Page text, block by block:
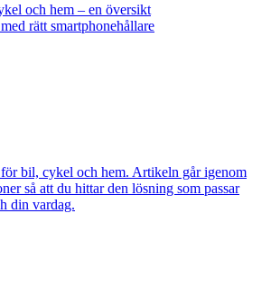
och hem – en översikt
rätt smartphonehållare
bil, cykel och hem. Artikeln går igenom
så att du hittar den lösning som passar
din vardag.